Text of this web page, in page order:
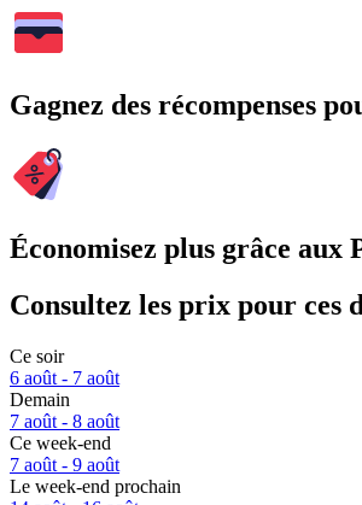
Gagnez des récompenses
Économisez plus grâce aux
Consultez les prix pour ces
Ce soir
6 août - 7 août
Demain
7 août - 8 août
Ce week-end
7 août - 9 août
Le week-end prochain